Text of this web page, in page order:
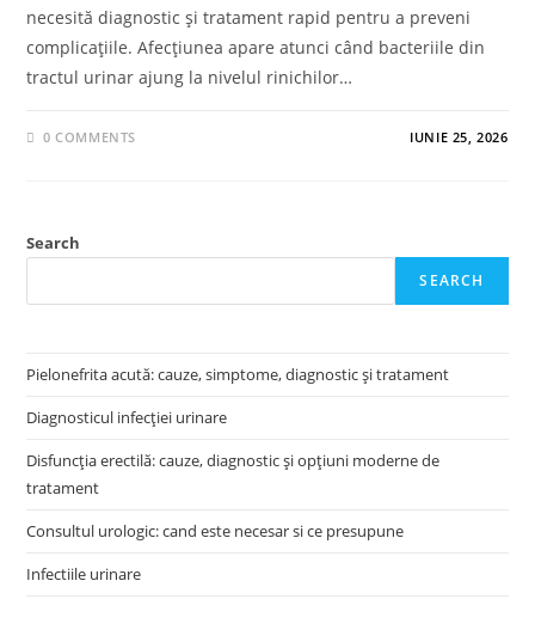
necesită diagnostic și tratament rapid pentru a preveni
complicațiile. Afecțiunea apare atunci când bacteriile din
tractul urinar ajung la nivelul rinichilor…
0 COMMENTS IUNIE 25, 2026
Search
SEARCH
Pielonefrita acută: cauze, simptome, diagnostic și tratament
Diagnosticul infecției urinare
Disfuncția erectilă: cauze, diagnostic și opțiuni moderne de
tratament
Consultul urologic: cand este necesar si ce presupune
Infectiile urinare